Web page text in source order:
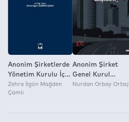
Anonim Şirketlerde
Yönetim Kurulu İç
Yönergesi
Zehra İlgün Mağden
Çamlı
Anonim Şirket
Genel Kurul
Toplantı Başkanı
Nurdan Orbay Ortaç